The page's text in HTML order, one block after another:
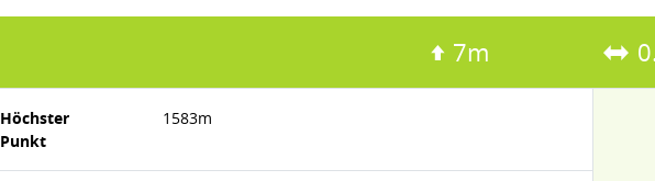
7m
Höchster
Punkt
1583m